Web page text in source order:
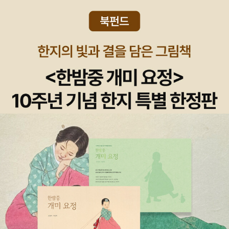
재의 가을 겨울 양말. 아이디어는 좋은데 개선이 필요해 보이죠. 예쁜
양말 만들기가 이리 어려운가 생각하게 하는 예🤔• 한 손에 쏙 들어
오는 <나에게는 꿈이 있습니다> 마틴 루터 킹 키링(2,000원) - 빈티
진 없어요. ☆ 그리하여 이 달 내게 온 종이책(ebook 제외)과
굿즈 종합 ☆ ※ 산 건 아니고 돌베개 출판사 굿즈 : 티
코스터 세트 돌베개 도서 목록(1979~2019)을 보며 『열하일기』
리스가 디테일이 훨씬 예쁨.침실 무드등으로 매우 멋짐😊😍​☆ 크레
마파우치크레마사운드업/사운드 젤리케이스 (반칙)- 프린팅이 생각
르토 망구엘은 『밤의 도서관』에서 이렇게 말했죠. 📎 중고책애로사
항'새 책이든 헌 책이든, 내가 책에서 항상 지워버리려고 애쓰는 유일
한 표식이 있다면, 심술궂은 책 장수가 책의 뒷면에 단단히 붙여놓은
책값 스티커이지만, 성공하는 경우는 거의 없다. 그 고약한 하얀 스티
커는 잘 벗겨지지 않기 때문이다. 꼭 문둥병처럼 끈적이는 흔적을 남
겨 먼지와 보푸라기가 달라붙게 된다. 그런 스티커를 발명한 사람이
끈적거리는 지옥에 떨어지기를 두 손 모아 기도하고 싶은 심정이
다.'📎 마지막 책 구입은 없다'네모 선장이 해저 2만리를 여행하는 동
안에 “노틸러스 호가 처음 해저에 가라앉던 날 내게 세상은 끝났다.
그날 나는 마지막으로 책과 소책자와 잡지를 샀다. 그날 이후로 내게
는 인간이 더 이상 생각하지 않고 한 문장 글도 쓰지 않았던 것 같
다”라고 말할 수 있었으니 얼마나 다행인가! 그러나 나 같은 독서가에
게는 이승의 ‘마지막’ 구입이란 없다.'​📎 다 읽었요? 에 대한 적절한